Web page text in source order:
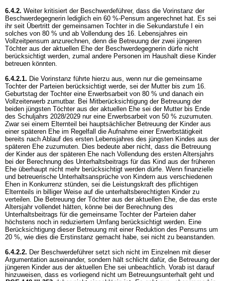
6.4.2. Weiter kritisiert der Beschwerdeführer, dass die Vorinstanz der
Beschwerdegegnerin lediglich ein 60 %-Pensum angerechnet hat. Es sei
ihr seit Übertritt der gemeinsamen Tochter in die Sekundarstufe I ein
solches von 80 % und ab Vollendung des 16. Lebensjahres ein
Vollzeitpensum anzurechnen, denn die Betreuung der zwei jüngeren
Töchter aus der aktuellen Ehe der Beschwerdegegnerin dürfe nicht
berücksichtigt werden, zumal andere Personen im Haushalt diese Kinder
betreuen könnten.
6.4.2.1. Die Vorinstanz führte hierzu aus, wenn nur die gemeinsame
Tochter der Parteien berücksichtigt werde, sei der Mutter bis zum 16.
Geburtstag der Tochter eine Erwerbsarbeit von 80 % und danach ein
Vollzeiterwerb zumutbar. Bei Mitberücksichtigung der Betreuung der
beiden jüngsten Töchter aus der aktuellen Ehe sei der Mutter bis Ende
des Schuljahrs 2028/2029 nur eine Erwerbsarbeit von 50 % zuzumuten.
Zwar sei einem Elternteil bei hauptsächlicher Betreuung der Kinder aus
einer späteren Ehe im Regelfall die Aufnahme einer Erwerbstätigkeit
bereits nach Ablauf des ersten Lebensjahres des jüngsten Kindes aus der
späteren Ehe zuzumuten. Dies bedeute aber nicht, dass die Betreuung
der Kinder aus der späteren Ehe nach Vollendung des ersten Altersjahrs
bei der Berechnung des Unterhaltsbeitrags für das Kind aus der früheren
Ehe überhaupt nicht mehr berücksichtigt werden dürfe. Wenn finanzielle
und betreuerische Unterhaltsansprüche von Kindern aus verschiedenen
Ehen in Konkurrenz stünden, sei die Leistungskraft des pflichtigen
Elternteils in billiger Weise auf die unterhaltsberechtigten Kinder zu
verteilen. Die Betreuung der Töchter aus der aktuellen Ehe, die das erste
Altersjahr vollendet hätten, könne bei der Berechnung des
Unterhaltsbeitrags für die gemeinsame Tochter der Parteien daher
höchstens noch in reduziertem Umfang berücksichtigt werden. Eine
Berücksichtigung dieser Betreuung mit einer Reduktion des Pensums um
20 %, wie dies die Erstinstanz gemacht habe, sei nicht zu beanstanden.
6.4.2.2. Der Beschwerdeführer setzt sich nicht im Einzelnen mit dieser
Argumentation auseinander, sondern hält schlicht dafür, die Betreuung der
jüngeren Kinder aus der aktuellen Ehe sei unbeachtlich. Vorab ist darauf
hinzuweisen, dass es vorliegend nicht um Betreuungsunterhalt geht und